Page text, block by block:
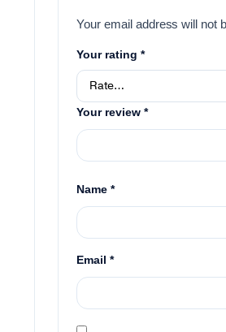
Your email address will not
Your rating *
Your review *
Name *
Email *